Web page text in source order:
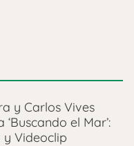
y Carlos Vives
el Mar’:
Videoclip